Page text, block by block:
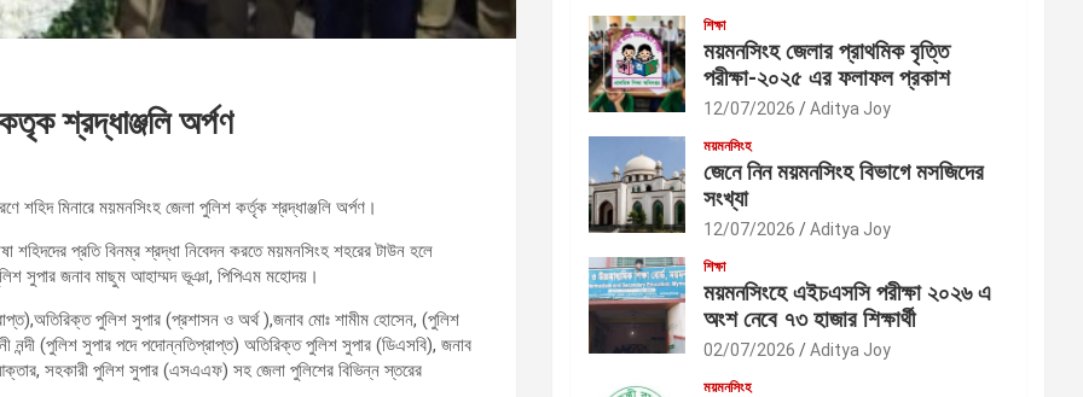
শ্রদ্ধাঞ্জলি অর্পণ
শহিদ মিনারে ময়মনসিংহ জেলা পুলিশ কর্তৃক শ্রদ্ধাঞ্জলি অর্পণ।
প্রতি বিনম্র শ্রদ্ধা নিবেদন করতে ময়মনসিংহ শহরের টাউন হলে
সুপার জনাব মাছুম আহাম্মদ ভূঞা, পিপিএম মহোদয়।
পুলিশ সুপার (প্রশাসন ও অর্থ ),জনাব মোঃ শামীম হোসেন, (পুলিশ
(পুলিশ সুপার পদে পদোন্নতিপ্রাপ্ত) অতিরিক্ত পুলিশ সুপার (ডিএসবি), জনাব
সহকারী পুলিশ সুপার (এসএএফ) সহ জেলা পুলিশের বিভিন্ন স্তরের
শিক্ষা
ময়মনসিংহ জেলার প্রাথমিক বৃত্তি
পরীক্ষা-২০২৫ এর ফলাফল প্রকাশ
12/07/2026 Aditya Joy
ময়মনসিংহ
জেনে নিন ময়মনসিংহ বিভাগে মসজিদের
সংখ্যা
12/07/2026 Aditya Joy
শিক্ষা
ময়মনসিংহে এইচএসসি পরীক্ষা ২০২৬ এ
অংশ নেবে ৭৩ হাজার শিক্ষার্থী
02/07/2026 Aditya Joy
ময়মনসিংহ